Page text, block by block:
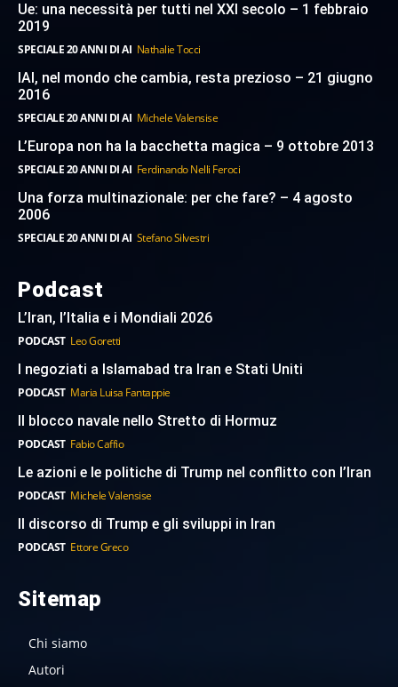
Ue: una necessità per tutti nel XXI secolo – 1 febbraio
2019
SPECIALE 20 ANNI DI AI Nathalie Tocci
IAI, nel mondo che cambia, resta prezioso – 21 giugno
2016
SPECIALE 20 ANNI DI AI Michele Valensise
L’Europa non ha la bacchetta magica – 9 ottobre 2013
SPECIALE 20 ANNI DI AI Ferdinando Nelli Feroci
Una forza multinazionale: per che fare? – 4 agosto
2006
SPECIALE 20 ANNI DI AI Stefano Silvestri
Podcast
L’Iran, l’Italia e i Mondiali 2026
PODCAST Leo Goretti
I negoziati a Islamabad tra Iran e Stati Uniti
PODCAST Maria Luisa Fantappie
Il blocco navale nello Stretto di Hormuz
PODCAST Fabio Caffio
Le azioni e le politiche di Trump nel conflitto con l’Iran
PODCAST Michele Valensise
Il discorso di Trump e gli sviluppi in Iran
PODCAST Ettore Greco
Sitemap
Chi siamo
Autori